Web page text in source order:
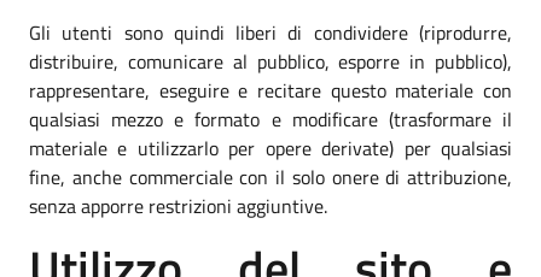
Gli utenti sono quindi liberi di condividere (riprodurre,
distribuire, comunicare al pubblico, esporre in pubblico),
rappresentare, eseguire e recitare questo materiale con
qualsiasi mezzo e formato e modificare (trasformare il
materiale e utilizzarlo per opere derivate) per qualsiasi
fine, anche commerciale con il solo onere di attribuzione,
senza apporre restrizioni aggiuntive.